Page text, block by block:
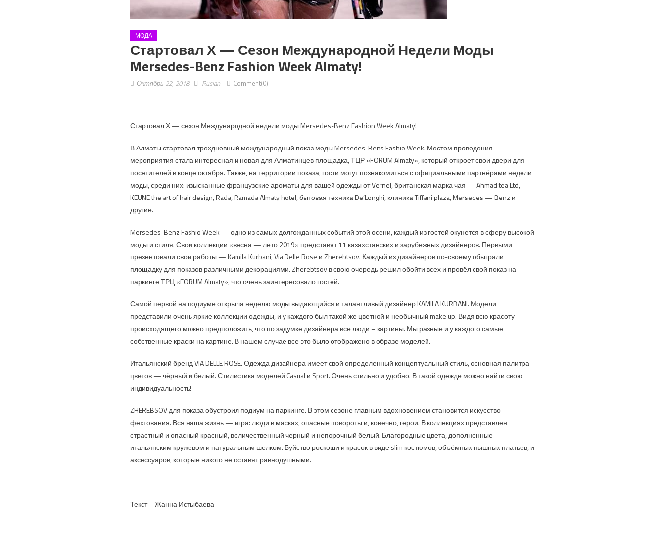
МОДА
Стартовал Х — Сезон Международной Недели Моды
Mersedes-Benz Fashion Week Almaty!
Октябрь 22, 2018 Ruslan Comment(0)
Стартовал Х — сезон Международной недели моды Mersedes-Benz Fashion Week Almaty!
В Алматы стартовал трехдневный международный показ моды Mersedes-Bens Fashio Week. Местом проведения
мероприятия стала интересная и новая для Алматинцев площадка, ТЦР «FORUM Almaty», который откроет свои двери для
посетителей в конце октября. Также, на территории показа, гости могут познакомиться с официальными партнёрами недели
моды, среди них: изысканные французские ароматы для вашей одежды от Vernel, британская марка чая — Ahmad tea Ltd,
KEUNE the art of hair design, Rada, Ramada Almaty hotel, бытовая техника De’Longhi, клиника Tiffani plaza, Mersedes — Benz и
другие.
Mersedes-Benz Fashio Week — одно из самых долгожданных событий этой осени, каждый из гостей окунется в сферу высокой
моды и стиля. Свои коллекции «весна — лето 2019» представят 11 казахстанских и зарубежных дизайнеров. Первыми
презентовали свои работы — Kamila Kurbani, Via Delle Rose и Zherebtsov. Каждый из дизайнеров по-своему обыграли
площадку для показов различными декорациями. Zherebtsov в свою очередь решил обойти всех и провёл свой показ на
паркинге ТРЦ «FORUM Almaty», что очень заинтересовало гостей.
Самой первой на подиуме открыла неделю моды выдающийся и талантливый дизайнер KAMILA KURBANI. Модели
представили очень яркие коллекции одежды, и у каждого был такой же цветной и необычный make up. Видя всю красоту
происходящего можно предположить, что по задумке дизайнера все люди – картины. Мы разные и у каждого самые
собственные краски на картине. В нашем случае все это было отображено в образе моделей.
Итальянский бренд VIA DELLE ROSE. Одежда дизайнера имеет свой определенный концептуальный стиль, основная палитра
цветов — чёрный и белый. Стилистика моделей Casual и Sport. Очень стильно и удобно. В такой одежде можно найти свою
индивидуальность!
ZHEREBSOV для показа обустроил подиум на паркинге. В этом сезоне главным вдохновением становится искусство
фехтования. Вся наша жизнь — игра: люди в масках, опасные повороты и, конечно, герои. В коллекциях представлен
страстный и опасный красный, величественный черный и непорочный белый. Благородные цвета, дополненные
итальянским кружевом и натуральным шелком. Буйство роскоши и красок в виде slim костюмов, объёмных пышных платьев, и
аксессуаров, которые никого не оставят равнодушными.
Текст – Жанна Истыбаева